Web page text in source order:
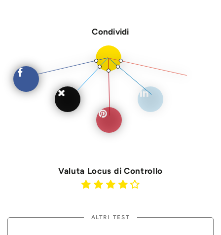
Condividi
Valuta Locus di Controllo
ALTRI TEST